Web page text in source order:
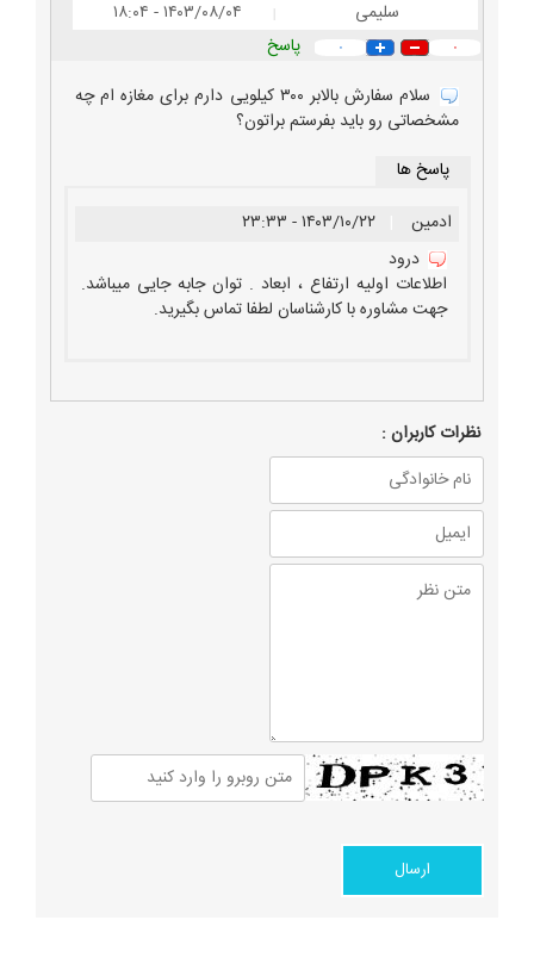
سلیمی | ۱۴۰۳/۰۸/۰۴ - ۱۸:۰۴
۰ ۰
پاسخ
سلام سفارش بالابر ۳۰۰ کیلویی دارم برای مغازه ام چه
مشخصاتی رو باید بفرستم براتون؟
پاسخ ها
ادمین
۱۴۰۳/۱۰/۲۲ - ۲۳:۳۳
درود
اطلاعات اولیه ارتفاع ، ابعاد . توان جابه جایی میباشد.
جهت مشاوره با کارشناسان لطفا تماس بگیرید.
نظرات كاربران :